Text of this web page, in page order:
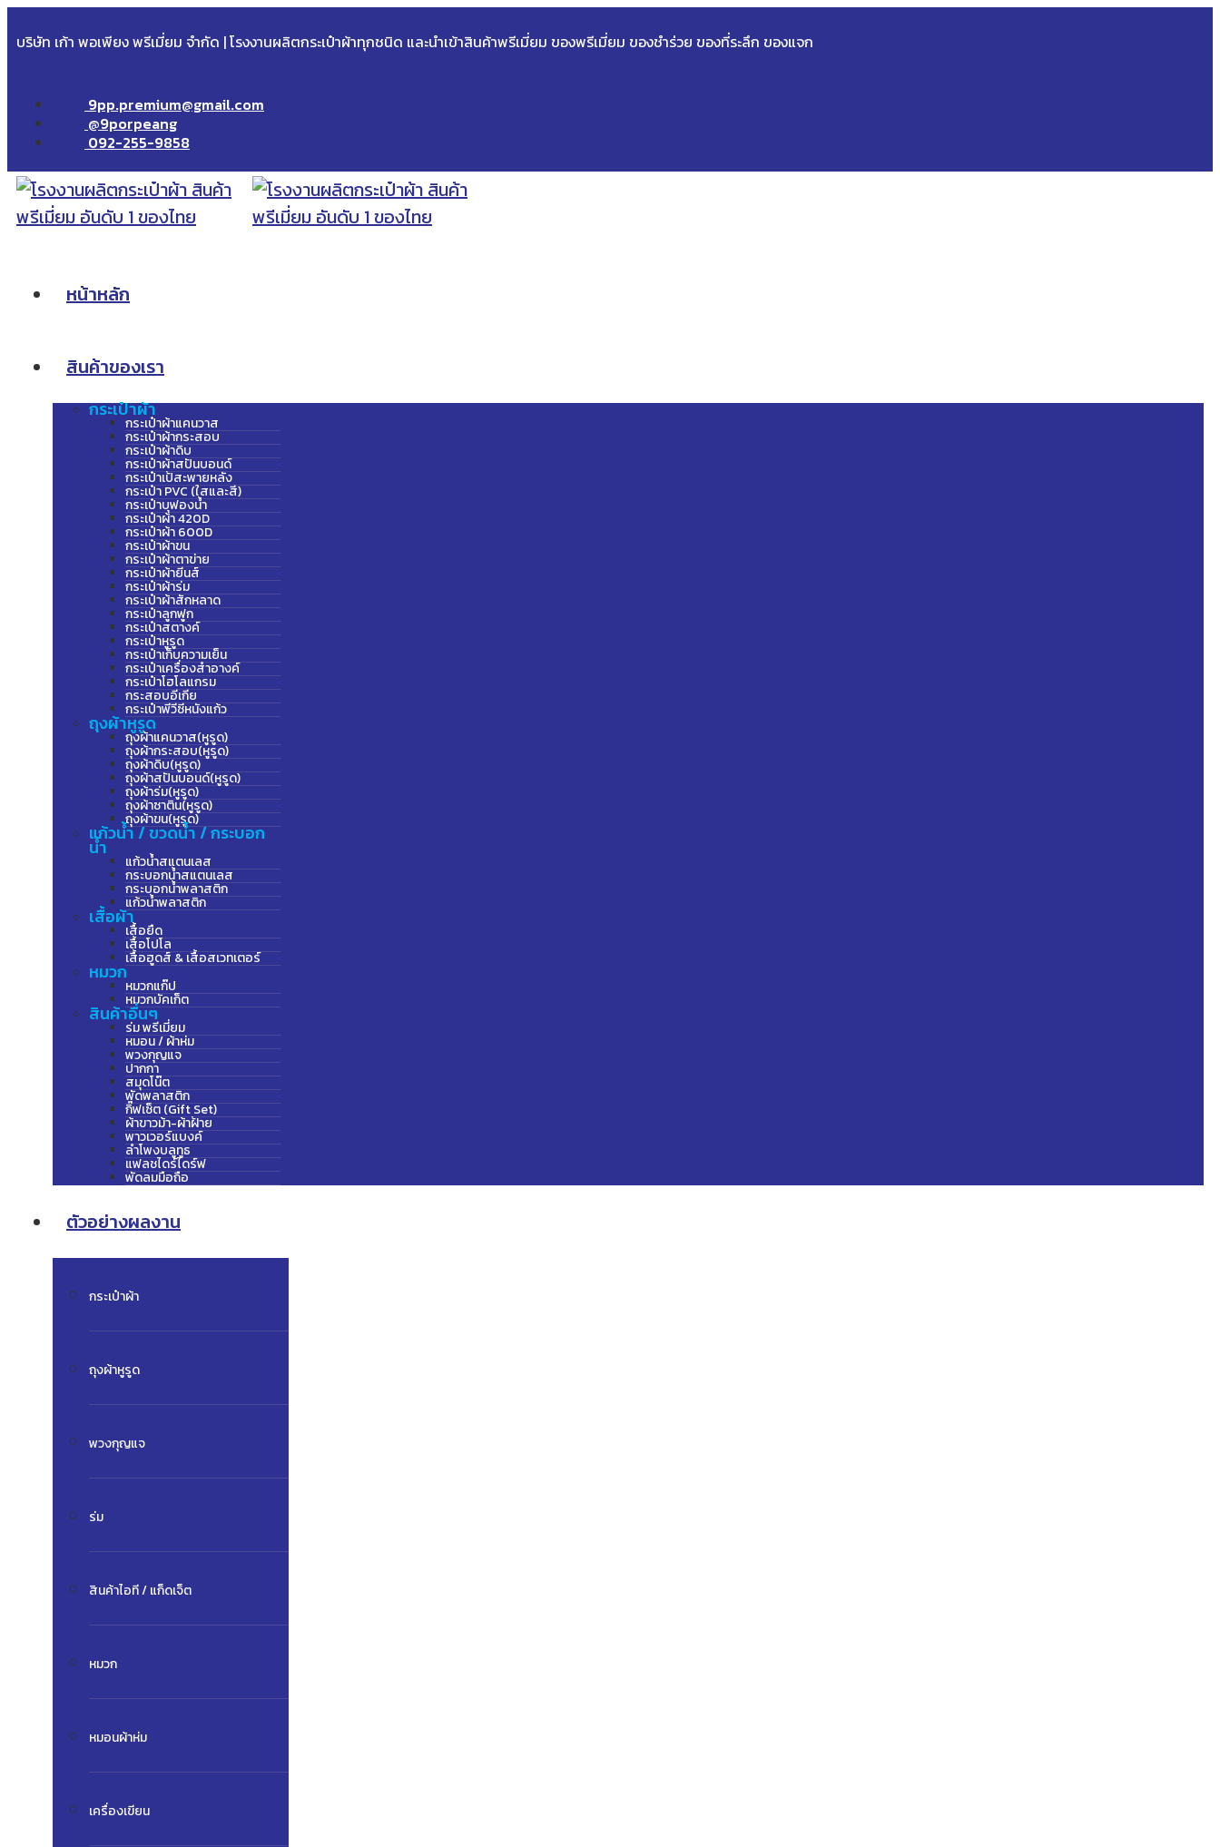
บริษัท เก้า พอเพียง พรีเมี่ยม จำกัด | โรงงานผลิตกระเป๋าผ้าทุกชนิด และนำเข้าสินค้าพรีเมี่ยม ของพรีเมี่ยม ของชำร่วย ของที่ระลึก ของแจก
9pp.premium@gmail.com
@9porpeang
092-255-9858
หน้าหลัก
สินค้าของเรา
กระเป๋าผ้า
กระเป๋าผ้าแคนวาส
กระเป๋าผ้ากระสอบ
กระเป๋าผ้าดิบ
กระเป๋าผ้าสปันบอนด์
กระเป๋าเป้สะพายหลัง
กระเป๋า PVC (ใสและสี)
กระเป๋าบุฟองน้ำ
กระเป๋าผ้า 420D
กระเป๋าผ้า 600D
กระเป๋าผ้าขน
กระเป๋าผ้าตาข่าย
กระเป๋าผ้ายีนส์
กระเป๋าผ้าร่ม
กระเป๋าผ้าสักหลาด
กระเป๋าลูกฟูก
กระเป๋าสตางค์
กระเป๋าหูรูด
กระเป๋าเก็บความเย็น
กระเป๋าเครื่องสำอางค์
กระเป๋าโฮโลแกรม
กระสอบอีเกีย
กระเป๋าพีวีซีหนังแก้ว
ถุงผ้าหูรูด
ถุงผ้าแคนวาส(หูรูด)
ถุงผ้ากระสอบ(หูรูด)
ถุงผ้าดิบ(หูรูด)
ถุงผ้าสปันบอนด์(หูรูด)
ถุงผ้าร่ม(หูรูด)
ถุงผ้าซาติน(หูรูด)
ถุงผ้าขน(หูรูด)
แก้วน้ำ / ขวดน้ำ / กระบอก
น้ำ
แก้วน้ำสแตนเลส
กระบอกน้ำสแตนเลส
กระบอกน้ำพลาสติก
แก้วน้ำพลาสติก
เสื้อผ้า
เสื้อยืด
เสื้อโปโล
เสื้อฮูดส์ & เสื้อสเวทเตอร์
หมวก
หมวกแก๊ป
หมวกบัคเก็ต
สินค้าอื่นๆ
ร่ม พรีเมี่ยม
หมอน / ผ้าห่ม
พวงกุญแจ
ปากกา
สมุดโน๊ต
พัดพลาสติก
กิ๊ฟเซ็ต (Gift Set)
ผ้าขาวม้า-ผ้าฝ้าย
พาวเวอร์แบงค์
ลำโพงบลูทูธ
แฟลชไดร์ไดร์ฟ
พัดลมมือถือ
ตัวอย่างผลงาน
กระเป๋าผ้า
ถุงผ้าหูรูด
พวงกุญแจ
ร่ม
สินค้าไอที / แก็ดเจ็ต
หมวก
หมอนผ้าห่ม
เครื่องเขียน